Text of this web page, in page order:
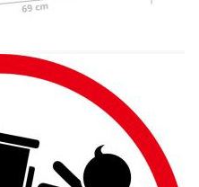
приставка за стена.
предотвратяване на
мебели можете да